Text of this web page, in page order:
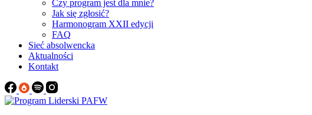
Czy program jest dla mnie?
Jak się zgłosić?
Harmonogram XXII edycji
FAQ
Sieć absolwencka
Aktualności
Kontakt